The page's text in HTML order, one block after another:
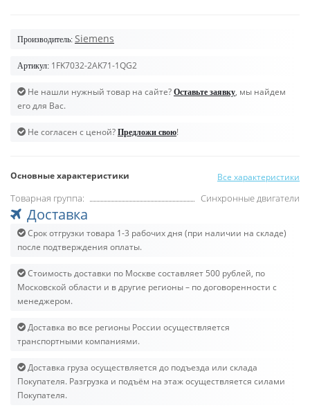
Производитель: Siemens
Артикул: 1FK7032-2AK71-1QG2
Не нашли нужный товар на сайте? Оставьте заявку, мы найдем
его для Вас.
Не согласен с ценой? Предложи свою!
Основные характеристики Все характеристики
Товарная группа: Синхронные двигатели
Доставка
Срок отгрузки товара 1-3 рабочих дня (при наличии на складе)
после подтверждения оплаты.
Стоимость доставки по Москве составляет 500 рублей, по
Московской области и в другие регионы – по договоренности с
менеджером.
Доставка во все регионы России осуществляется
транспортными компаниями.
Доставка груза осуществляется до подъезда или склада
Покупателя. Разгрузка и подъём на этаж осуществляется силами
Покупателя.